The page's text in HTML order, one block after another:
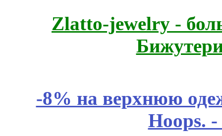
Zlatto-jewelry -
-8% на верхнюю
Hoops.